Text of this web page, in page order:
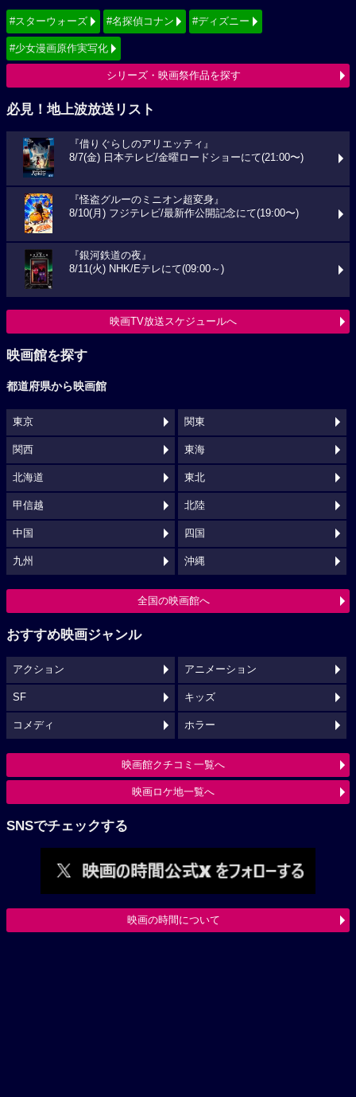
#スターウォーズ #名探偵コナン #ディズニー
#少女漫画原作実写化
シリーズ・映画祭作品を探す
必見！地上波放送リスト
『借りぐらしのアリエッティ』
8/7(金) 日本テレビ/金曜ロードショーにて(21:00〜)
『怪盗グルーのミニオン超変身』
8/10(月) フジテレビ/最新作公開記念にて(19:00〜)
『銀河鉄道の夜』
8/11(火) NHK/Eテレにて(09:00～)
映画TV放送スケジュールへ
映画館を探す
都道府県から映画館
東京 関東
関西 東海
北海道 東北
甲信越 北陸
中国 四国
九州 沖縄
全国の映画館へ
おすすめ映画ジャンル
アクション アニメーション
SF キッズ
コメディ ホラー
映画館クチコミ一覧へ
映画ロケ地一覧へ
SNSでチェックする
映画の時間について